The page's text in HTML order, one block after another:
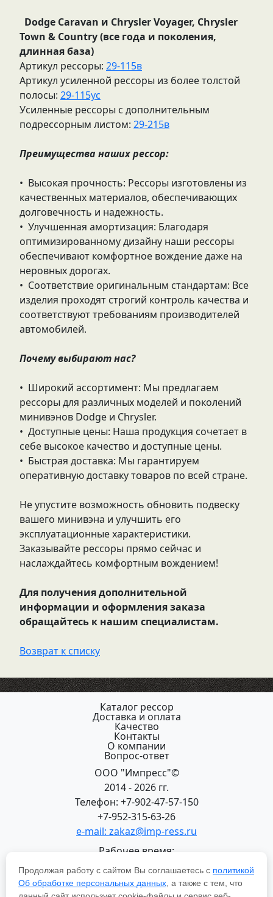
Dodge Caravan и Chrysler Voyager, Chrysler
Town & Country (все года и поколения,
длинная база)
Артикул рессоры: 29-115в
Артикул усиленной рессоры из более толстой
полосы: 29-115ус
Усиленные рессоры с дополнительным
подрессорным листом: 29-215в
Преимущества наших рессор:
• Высокая прочность: Рессоры изготовлены из
качественных материалов, обеспечивающих
долговечность и надежность.
• Улучшенная амортизация: Благодаря
оптимизированному дизайну наши рессоры
обеспечивают комфортное вождение даже на
неровных дорогах.
• Соответствие оригинальным стандартам: Все
изделия проходят строгий контроль качества и
соответствуют требованиям производителей
автомобилей.
Почему выбирают нас?
• Широкий ассортимент: Мы предлагаем
рессоры для различных моделей и поколений
минивэнов Dodge и Chrysler.
• Доступные цены: Наша продукция сочетает в
себе высокое качество и доступные цены.
• Быстрая доставка: Мы гарантируем
оперативную доставку товаров по всей стране.
Не упустите возможность обновить подвеску
вашего минивэна и улучшить его
эксплуатационные характеристики.
Заказывайте рессоры прямо сейчас и
наслаждайтесь комфортным вождением!
Для получения дополнительной
информации и оформления заказа
обращайтесь к нашим специалистам.
Возврат к списку
Каталог рессор
Доставка и оплата
Качество
Контакты
О компании
Вопрос-ответ
ООО "Импресс"©
2014 - 2026 гг.
Телефон: +7-902-47-57-150
+7-952-315-63-26
e-mail: zakaz@imp-ress.ru
Рабочее время:
пн-пт 08:00-18:00 (МСК+2)
618200, Пермский край
Продолжая работу с сайтом Вы соглашаетесь с политикой
Об обработке персональных данных , а также с тем, что